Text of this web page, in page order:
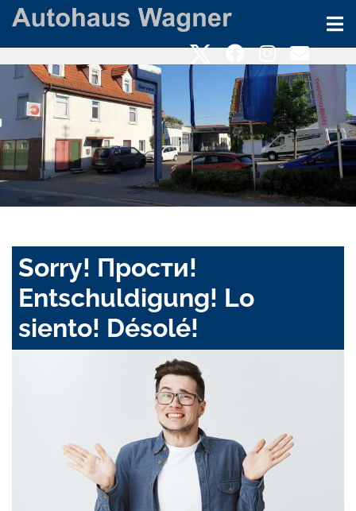
Sorry! Прости!
Entschuldigung! Lo
siento! Désolé!